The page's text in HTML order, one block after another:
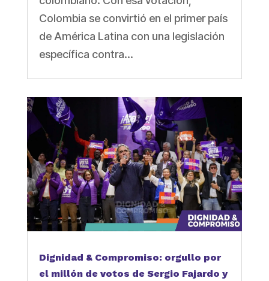
Colombia se convirtió en el primer país
de América Latina con una legislación
específica contra...
Dignidad & Compromiso: orgullo por
el millón de votos de Sergio Fajardo y